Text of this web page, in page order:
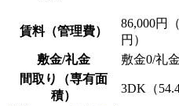
賃料（管理費）
86,000円
円）
敷金/礼金 敷金0/礼
間取り（専有面
積）
3DK（